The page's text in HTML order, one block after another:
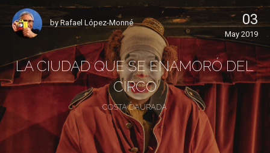
by Rafael López-Monné 03
May 2019
LA CIUDAD QUE SE ENAMORÓ DEL
CIRCO
COSTA DAURADA